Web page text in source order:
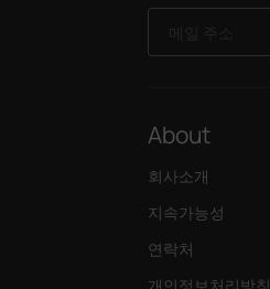
About
회사소개
지속가능성
연락처